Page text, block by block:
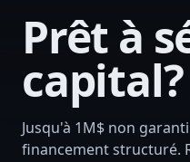
Prêt à
capital?
Jusqu'à 1M$ non
financement structuré.